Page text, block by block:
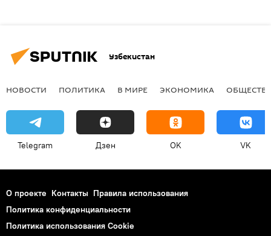
Узбекистан
НОВОСТИ ПОЛИТИКА В МИРЕ ЭКОНОМИКА
Telegram Дзен OK VK
О проекте Контакты Правила использования
Политика конфиденциальности
Политика использования Cookie